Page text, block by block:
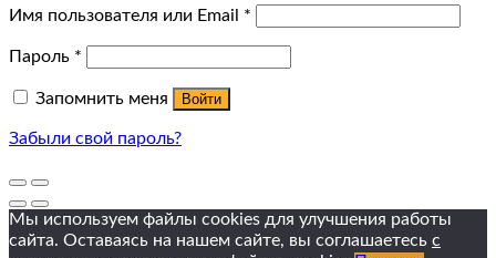
Имя пользователя или Email *
Пароль *
Запомнить меня Войти
Забыли свой пароль?
Мы используем файлы cookies для улучшения работы
сайта. Оставаясь на нашем сайте, вы соглашаетесь с